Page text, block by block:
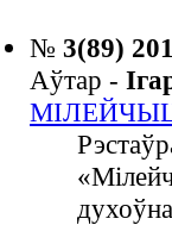
№ 3(89)
Аўтар -